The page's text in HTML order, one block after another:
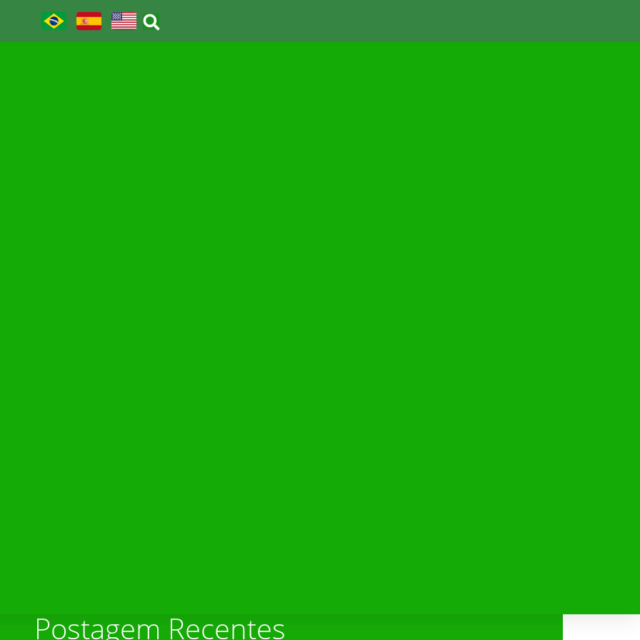
Postagem Recentes